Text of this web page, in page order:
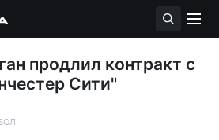
продлил контракт с
Сити"